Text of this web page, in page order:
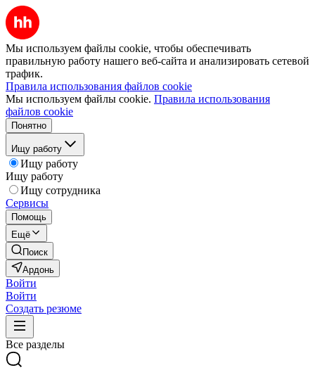
Мы используем файлы cookie, чтобы обеспечивать
правильную работу нашего веб-сайта и анализировать сетевой
трафик.
Правила использования файлов cookie
Мы используем файлы cookie. Правила использования
файлов cookie
Понятно
Ищу работу
Ищу работу
Ищу работу
Ищу сотрудника
Сервисы
Помощь
Ещё
Поиск
Ардонь
Войти
Войти
Создать резюме
Все разделы